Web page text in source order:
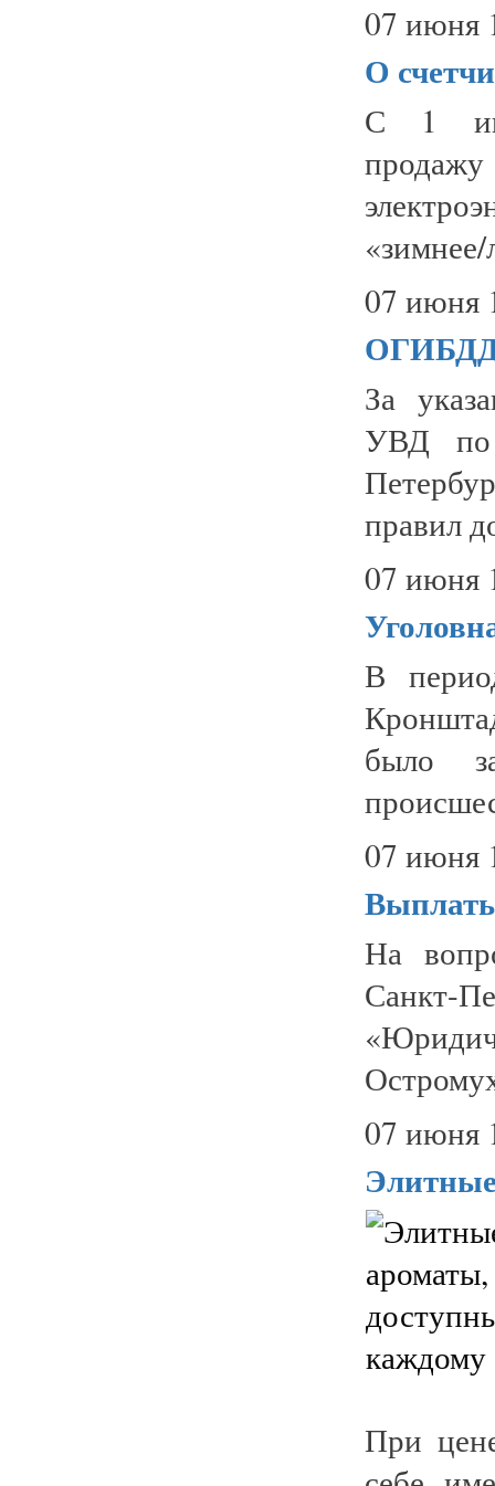
07 июня
О
С 1
07 июня
За
УВД по
правил
07 июня
В
было
07 июня
На
Санкт-
07 июня
При